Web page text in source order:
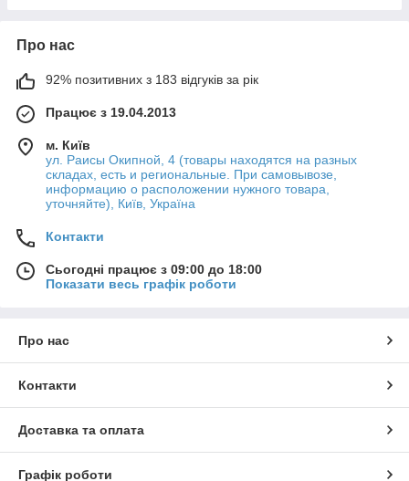
Про нас
92% позитивних з 183 відгуків за рік
Працює з 19.04.2013
м. Київ
ул. Раисы Окипной, 4 (товары находятся на разных
складах, есть и региональные. При самовывозе,
информацию о расположении нужного товара,
уточняйте), Київ, Україна
Контакти
Сьогодні працює з 09:00 до 18:00
Показати весь графік роботи
Про нас
Контакти
Доставка та оплата
Графік роботи